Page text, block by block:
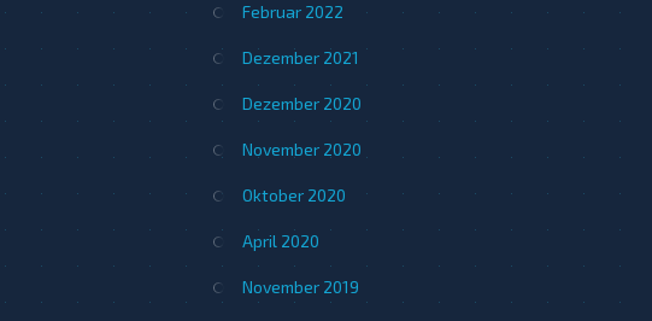
Februar 2022
Dezember 2021
Dezember 2020
November 2020
Oktober 2020
April 2020
November 2019